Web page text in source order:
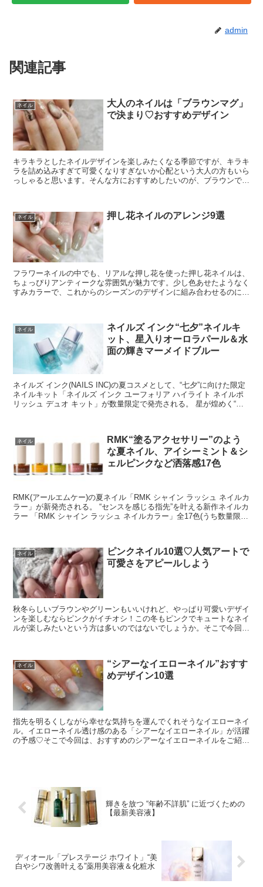
admin
関連記事
ネイル
大人のネイルは「ブラウンマグ」
で決まり♡おすすめデザイン
キラキラとしたネイルデザインを楽しみたくなる季節ですが、キラキ
ラを詰め込みすぎて可愛くなりすぎないか心配という大人の方もいら
っしゃると思います。そんな方におすすめしたいのが、ブラウンで作
ネイル 押し花ネイルのアレンジ9選
フラワーネイルの中でも、リアルな押し花を使った押し花ネイルは、
ちょっぴりアンティークな雰囲気が魅力です。少し色あせたようなく
すみカラーで、これからのシーズンのデザインに組み合わせるのにも
ネイル
ネイルズ インク“七夕”ネイルキ
ット、星入りオーロラパール＆水
面の輝きマーメイドブルー
ネイルズ インク(NAILS INC)の夏コスメとして、“七夕”に向けた限定
ネイルキット「ネイルズ インク ユーフォリア ハイライト ネイルポ
リッシュ デュオ キット」が数量限定で発売される。 星が煌めく“七
ネイル
RMK“塗るアクセサリー”のよう
な夏ネイル、アイシーミント＆シ
ェルピンクなど洒落感17色
RMK(アールエムケー)の夏ネイル「RMK シャイン ラッシュ ネイルカ
ラー」が新発売される。 “センスを感じる指先”を叶える新作ネイルカ
ラー 「RMK シャイン ラッシュ ネイルカラー」全17色(うち数量限定
ネイル
ピンクネイル10選♡人気アートで
可愛さをアピールしよう
秋冬らしいブラウンやグリーンもいいけれど、やっぱり可愛いデザイ
ンを楽しむならピンクがイチオシ！この冬もピンクでキュートなネイ
ルが楽しみたいという方は多いのではないでしょうか。そこで今回
ネイル
“シアーなイエローネイル”おすす
めデザイン10選
指先を明るくしながら幸せな気持ちを運んでくれそうなイエローネイ
ル。イエローネイル透け感のある「シアーなイエローネイル」が活躍
の予感♡そこで今回は、おすすめのシアーなイエローネイルをご紹介
輝きを放つ “年齢不詳肌” に近づくための
【最新美容液】
ディオール「プレステージ ホワイト」“美
白やシワ改善叶える”薬用美容液＆化粧水